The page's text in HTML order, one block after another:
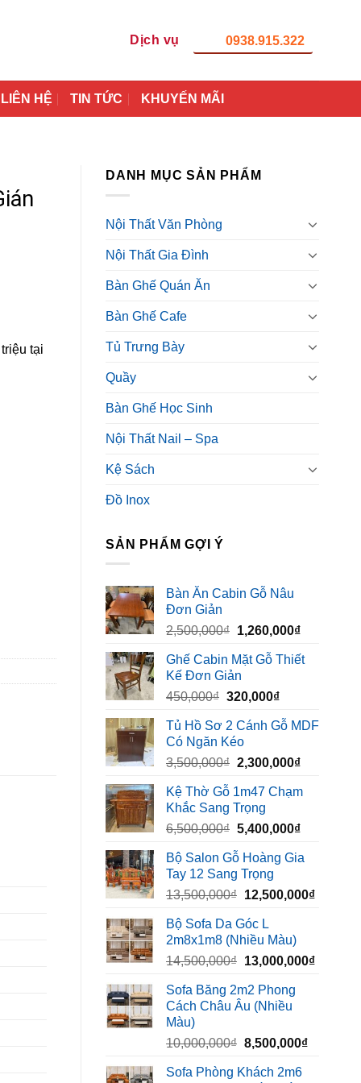
Dịch vụ 0938.915.322
LIÊN HỆ TIN TỨC KHUYẾN MÃI
DANH MỤC SẢN PHẨM
Nội Thất Văn Phòng
Nội Thất Gia Đình
Bàn Ghế Quán Ăn
Bàn Ghế Cafe
Tủ Trưng Bày
Quầy
Bàn Ghế Học Sinh
Nội Thất Nail – Spa
Kệ Sách
Đồ Inox
SẢN PHẨM GỢI Ý
Bàn Ăn Cabin Gỗ Nâu
Đơn Giản
2,500,000₫ Giá
là:
2,500,000₫.
1,260,000₫Giá
tại
Ghế Cabin Mặt Gỗ Thiết
Kế Đơn Giản
450,000₫ Giá
là:
450,000₫.
320,000₫Giá
tại
320,000₫.
Tủ Hồ Sơ 2 Cánh Gỗ MDF
Có Ngăn Kéo
3,500,000₫ Giá
là:
3,500,000₫.
2,300,000₫Giá
tại
Kệ Thờ Gỗ 1m47 Chạm
Khắc Sang Trọng
6,500,000₫ Giá
là:
6,500,000₫.
5,400,000₫Giá
tại
Bộ Salon Gỗ Hoàng Gia
Tay 12 Sang Trọng
13,500,000₫ Giá
là:
13,500,000₫.
12,500,000₫Giá
Bộ Sofa Da Góc L
2m8x1m8 (Nhiều Màu)
14,500,000₫ Giá
là:
14,500,000₫.
13,000,000₫Giá
Sofa Băng 2m2 Phong
Cách Châu Âu (Nhiều
Màu)
10,000,000₫ Giá
là:
8,500,000₫Giá
Sofa Phòng Khách 2m6
tại